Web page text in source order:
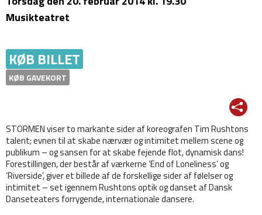
Musikteatret
KØB BILLET
KØB GAVEKORT
STORMEN viser to markante sider af koreografen Tim Rushtons
talent; evnen til at skabe nærvær og intimitet mellem scene og
publikum – og sansen for at skabe fejende flot, dynamisk dans!
Forestillingen, der består af værkerne ’End of Loneliness’ og
’Riverside’, giver et billede af de forskellige sider af følelser og
intimitet – set igennem Rushtons optik og danset af Dansk
Danseteaters forrygende, internationale dansere.